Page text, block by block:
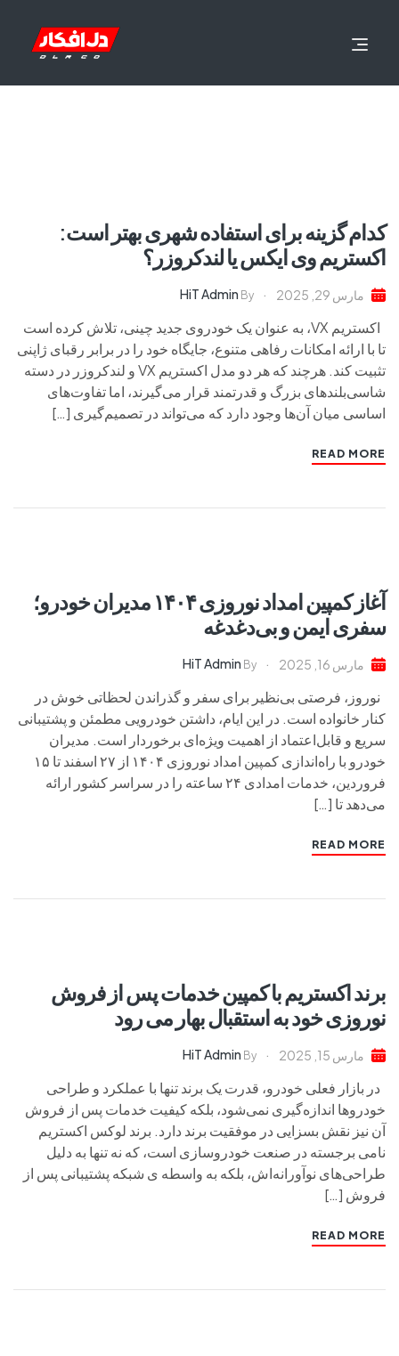
کدام گزینه برای استفاده شهری بهتر است:
اکستریم وی ایکس یا لندکروزر؟
مارس 29, 2025 By
HiT Admin
اکستریم VX، به عنوان یک خودروی جدید چینی، تلاش کرده است
تا با ارائه امکانات رفاهی متنوع، جایگاه خود را در برابر رقبای ژاپنی
تثبیت کند. هرچند که هر دو مدل اکستریم VX و لندکروزر در دسته
شاسی‌بلندهای بزرگ و قدرتمند قرار می‌گیرند، اما تفاوت‌های
اساسی میان آن‌ها وجود دارد که می‌تواند در تصمیم‌گیری […]
READ MORE
آغاز کمپین امداد نوروزی ۱۴۰۴ مدیران خودرو؛
سفری ایمن و بی‌دغدغه
مارس 16, 2025 By
HiT Admin
نوروز، فرصتی بی‌نظیر برای سفر و گذراندن لحظاتی خوش در
کنار خانواده است. در این ایام، داشتن خودرویی مطمئن و پشتیبانی
سریع و قابل‌اعتماد از اهمیت ویژه‌ای برخوردار است. مدیران
خودرو با راه‌اندازی کمپین امداد نوروزی ۱۴۰۴ از ۲۷ اسفند تا ۱۵
فروردین، خدمات امدادی ۲۴ ساعته را در سراسر کشور ارائه
می‌دهد تا […]
READ MORE
برند اکستریم با کمپین خدمات پس از فروش
نوروزی خود به استقبال بهار می رود
مارس 15, 2025 By
HiT Admin
در بازار فعلی خودرو، قدرت یک برند تنها با عملکرد و طراحی
خودروها اندازه‌گیری نمی‌شود، بلکه کیفیت خدمات پس از فروش
آن نیز نقش بسزایی در موفقیت برند دارد. برند لوکس اکستریم
نامی برجسته در صنعت خودروسازی است، که نه تنها به دلیل
طراحی‌های نوآورانه‌اش، بلکه به واسطه ی شبکه پشتیبانی پس از
فروش […]
READ MORE